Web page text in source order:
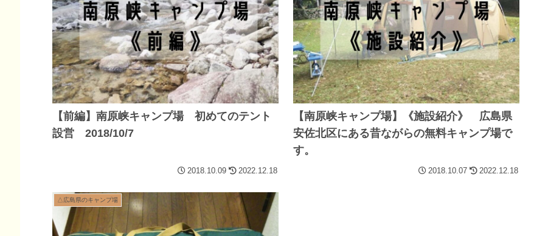
【前編】南原峡キャンプ場 初めてのテント
設営 2018/10/7
2018.10.09 2022.12.18
【南原峡キャンプ場】《施設紹介》 広島県
安佐北区にある昔ながらの無料キャンプ場で
す。
2018.10.07 2022.12.18
△広島県のキャンプ場